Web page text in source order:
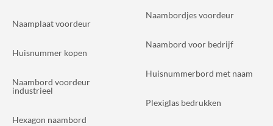
Naamplaat voordeur
Huisnummer kopen
Naambord voordeur
industrieel
Hexagon naambord
Naambordjes voordeur
Naambord voor bedrijf
Huisnummerbord met naam
Plexiglas bedrukken